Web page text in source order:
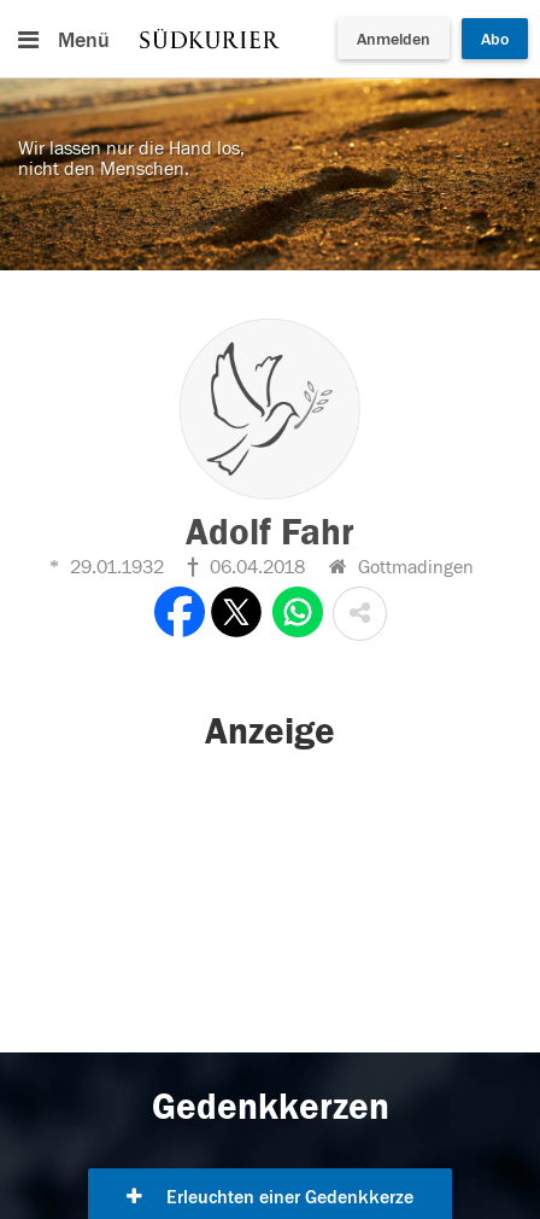
Menü Anmelden Abo
Wir lassen nur die Hand los,
nicht den Menschen.
Adolf Fahr
29.01.1932 06.04.2018 Gottmadingen
Anzeige
Gedenkkerzen
Erleuchten einer Gedenkkerze